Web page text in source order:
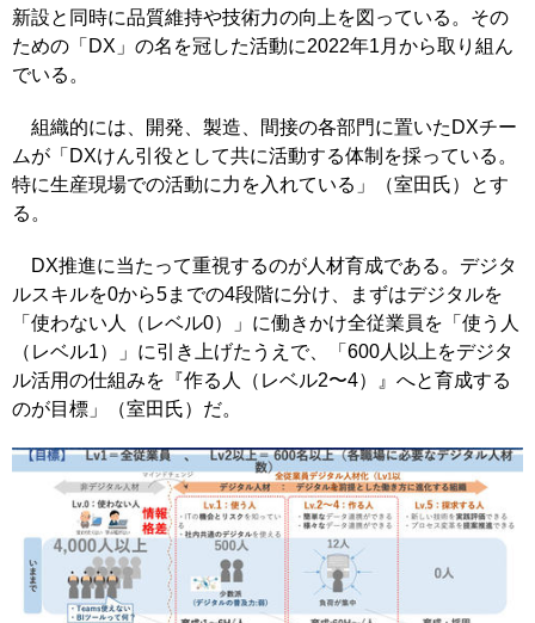
新設と同時に品質維持や技術力の向上を図っている。その
ための「DX」の名を冠した活動に2022年1月から取り組ん
でいる。
組織的には、開発、製造、間接の各部門に置いたDXチー
ムが「DXけん引役として共に活動する体制を採っている。
特に生産現場での活動に力を入れている」（室田氏）とす
る。
DX推進に当たって重視するのが人材育成である。デジタ
ルスキルを0から5までの4段階に分け、まずはデジタルを
「使わない人（レベル0）」に働きかけ全従業員を「使う人
（レベル1）」に引き上げたうえで、「600人以上をデジタ
ル活用の仕組みを『作る人（レベル2〜4）』へと育成する
のが目標」（室田氏）だ。